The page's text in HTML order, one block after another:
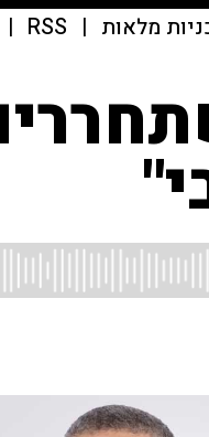
מלאות |
RSS
|